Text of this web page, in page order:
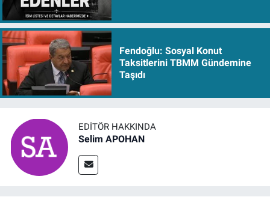
Fendoğlu: Sosyal Konut
Taksitlerini TBMM Gündemine
Taşıdı
EDITÖR HAKKINDA
Selim APOHAN